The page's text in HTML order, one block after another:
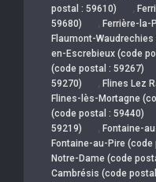
postal : 59610)
,
59680)
, Ferrière-la-
Flaumont-
en-Escrebieux (code
(code postal : 59267)
59270)
, Flines Lez
Flines-lès-Mortagne
(code postal : 59440)
59219)
, Fontaine-
Fontaine-au-Pire (code
Notre-Dame (code
Cambrésis (code